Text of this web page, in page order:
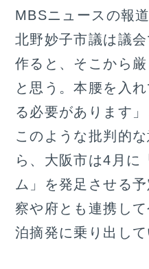
MBSニュースの報
北野妙子市議は議
作ると、そこから
と思う。本腰を入
る必要があります
このような批判的
ら、大阪市は4月に
ム」を発足させる
察や府とも連携し
泊摘発に乗り出して